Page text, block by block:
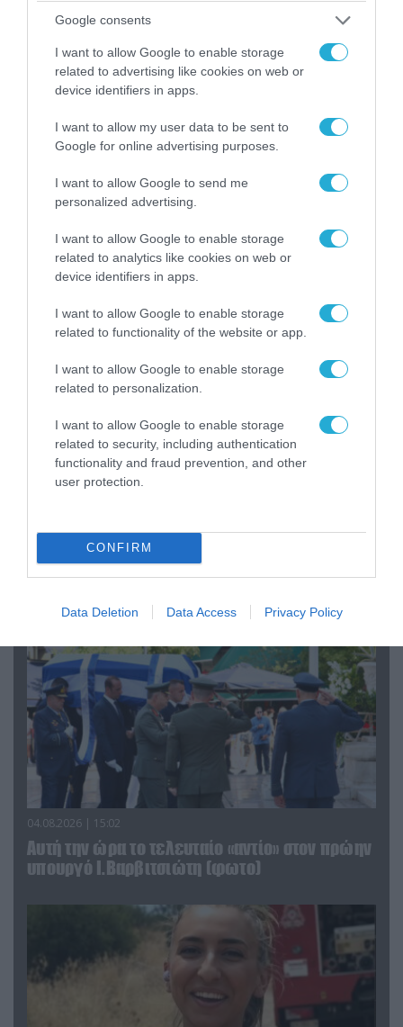
Google consents
I want to allow Google to enable storage
related to advertising like cookies on web or
device identifiers in apps.
I want to allow my user data to be sent to
Google for online advertising purposes.
I want to allow Google to send me
personalized advertising.
I want to allow Google to enable storage
related to analytics like cookies on web or
device identifiers in apps.
I want to allow Google to enable storage
related to functionality of the website or app.
I want to allow Google to enable storage
related to personalization.
I want to allow Google to enable storage
related to security, including authentication
functionality and fraud prevention, and other
user protection.
CONFIRM
Data Deletion Data Access Privacy Policy
06.08.2026 | 14:02
«Επιχείρηση ελεύθερα πεζοδρόμια» στην
αντικείμενα από κοινόχρηστους χώρους
τα ζώα που χάθηκαν στις πυρκαγιές της
Αττικής (φωτο)
04.08.2026 | 15:02
Αυτή την ώρα το τελευταίο «αντίο» στον πρώην
υπουργό Ι.Βαρβιτσιώτη (φωτο)